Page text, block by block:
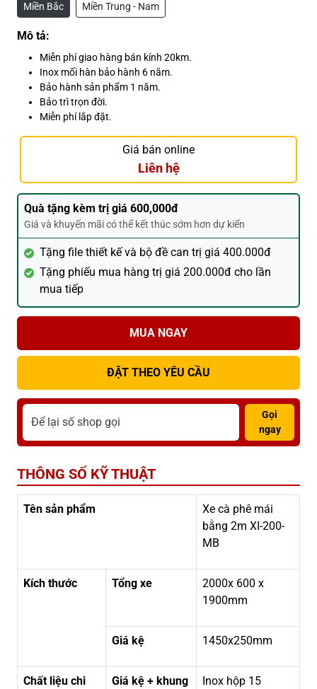
Miền Bắc Miền Trung - Nam
Mô tả:
Miễn phí giao hàng bán kính 20km.
Inox mối hàn bảo hành 6 năm.
Bảo hành sản phẩm 1 năm.
Bảo trì trọn đời.
Miễn phí lắp đặt.
Giá bán online
Liên hệ
Quà tặng kèm trị giá 600,000đ
Giá và khuyến mãi có thể kết thúc sớm hơn dự kiến
Tặng file thiết kế và bộ đề can trị giá 400.000đ
Tặng phiếu mua hàng trị giá 200.000đ cho lần
mua tiếp
MUA NGAY
ĐẶT THEO YÊU CẦU
Gọi
ngay
THÔNG SỐ KỸ THUẬT
Tên sản phẩm
Xe cà phê mái
bằng 2m XI-200-
MB
Kích thước Tổng xe
2000x 600 x
1900mm
Giá kệ 1450x250mm
Chất liệu chi
Giá kệ + khung
Inox hộp 15